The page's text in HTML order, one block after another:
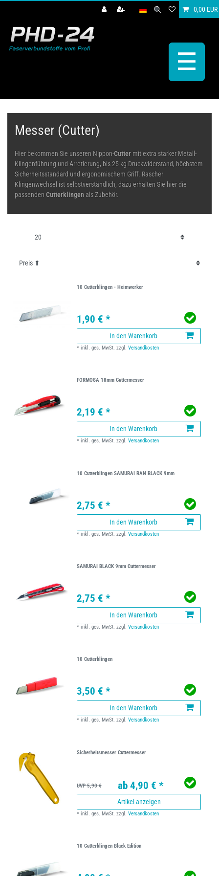
0,00 EUR
☰
Messer (Cutter)
Hier bekommen Sie unseren Nippon-Cutter mit extra starker Metall-
Klingenführung und Arretierung, bis 25 kg Druckwiderstand, höchstem
Sicherheitsstandard und ergonomischem Griff. Rascher
Klingenwechsel ist selbstverständlich, dazu erhalten Sie hier die
passenden Cutterklingen als Zubehör.
10 Cutterklingen - Heimwerker
1,90 € *
In den Warenkorb
*inkl. ges. MwSt. zzgl.Versandkosten
FORMOSA 18mm Cuttermesser
2,19 € *
In den Warenkorb
*inkl. ges. MwSt. zzgl.Versandkosten
10 Cutterklingen SAMURAI RAN BLACK 9mm
2,75 € *
In den Warenkorb
*inkl. ges. MwSt. zzgl.Versandkosten
SAMURAI BLACK 9mm Cuttermesser
2,75 € *
In den Warenkorb
*inkl. ges. MwSt. zzgl.Versandkosten
10 Cutterklingen
3,50 € *
In den Warenkorb
*inkl. ges. MwSt. zzgl.Versandkosten
Sicherheitsmesser Cuttermesser
UVP 5,90 € ab 4,90 € *
Artikel anzeigen
*inkl. ges. MwSt. zzgl.Versandkosten
10 Cutterklingen Black Edition